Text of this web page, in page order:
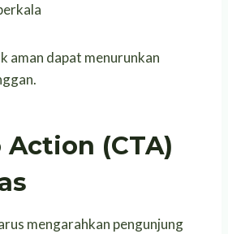
aman dapat menurunkan
Action (CTA)
mengarahkan pengunjung